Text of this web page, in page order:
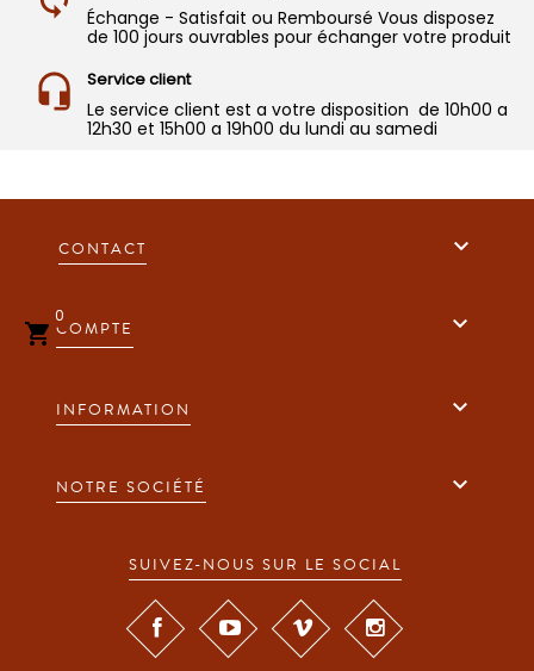
Échange - Satisfait ou Remboursé Vous disposez
de 100 jours ouvrables pour échanger votre produit
Service client
Le service client est a votre disposition de 10h00 a
12h30 et 15h00 a 19h00 du lundi au samedi
CONTACT 
COMPTE 
INFORMATION 
NOTRE SOCIÉTÉ 
SUIVEZ-NOUS SUR LE SOCIAL

0